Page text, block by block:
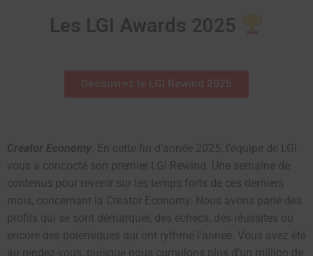
Les LGI Awards 2025
Découvrez le LGI Rewind 2025
Creator Economy . En cette fin d’année 2025, l’équipe de LGI
vous a concocté son premier LGI Rewind. Une semaine de
contenus pour revenir sur les temps forts de ces derniers
mois, concernant la Creator Economy. Nous avons parlé des
profils qui se sont démarquer, des échecs, des réussites ou
encore des polémiques qui ont rythmé l’année. Vous avez été
au rendez-vous, puisque nous cumulons plus d’un million de